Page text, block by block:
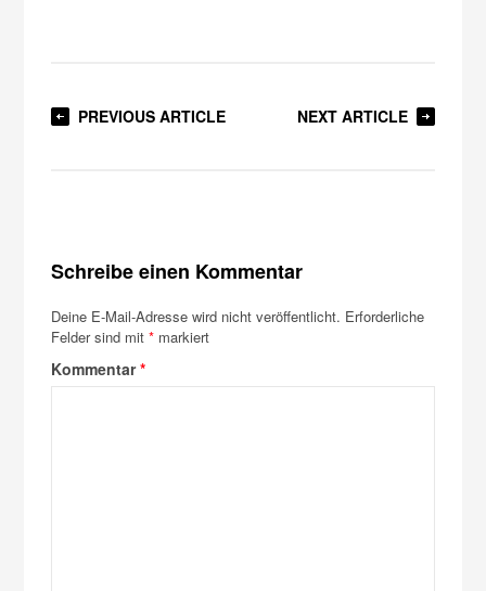
PREVIOUS ARTICLE NEXT ARTICLE
Schreibe einen Kommentar
Deine E-Mail-Adresse wird nicht veröffentlicht. Erforderliche
Felder sind mit* markiert
Kommentar*